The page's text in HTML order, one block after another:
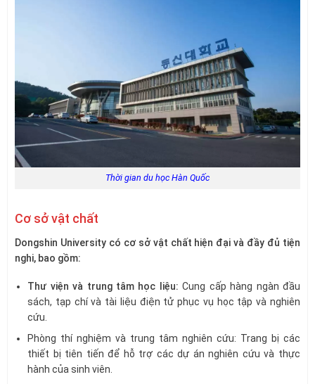
Thời gian du học Hàn Quốc
Cơ sở vật chất
Dongshin University có cơ sở vật chất hiện đại và đầy đủ tiện
nghi, bao gồm:
Thư viện và trung tâm học liệu: Cung cấp hàng ngàn đầu
sách, tạp chí và tài liệu điện tử phục vụ học tập và nghiên
cứu.
Phòng thí nghiệm và trung tâm nghiên cứu: Trang bị các
thiết bị tiên tiến để hỗ trợ các dự án nghiên cứu và thực
hành của sinh viên.